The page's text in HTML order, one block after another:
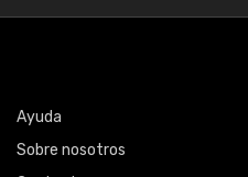
Ayuda
Sobre nosotros